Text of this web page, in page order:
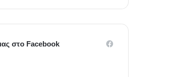
στο Facebook